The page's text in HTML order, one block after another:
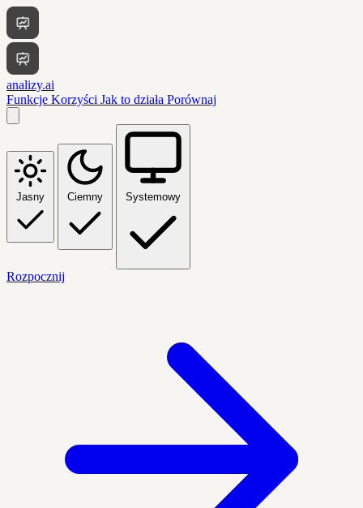
analizy.ai
Funkcje Korzyści Jak to działa Porównaj
Jasny Ciemny Systemowy
Rozpocznij